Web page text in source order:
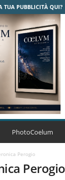
TUA PUBBLICITÀ QUI?
C
m
PhotoCoelum
Perogio
Perogio